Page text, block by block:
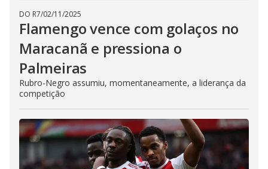
DO R7/02/11/2025
Flamengo vence com golaços no
Maracanã e pressiona o
Palmeiras
Rubro-Negro assumiu, momentaneamente, a liderança da
competição